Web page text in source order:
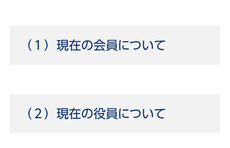
（１）現在の会員について
（２）現在の役員について